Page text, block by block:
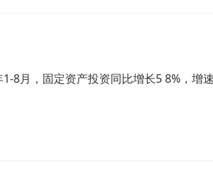
8月，固定资产投资同比增长5 8%，增